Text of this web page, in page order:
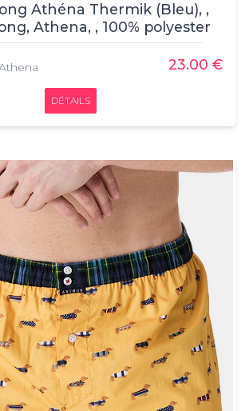
Athéna Thermik (Bleu), ,
Athena, , 100% polyester
23.00 €
DÉTAILS